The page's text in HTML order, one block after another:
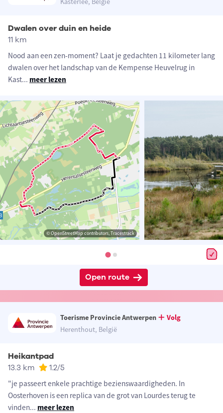
Dwalen over duin en heide
11 km
Nood aan een zen-moment? Laat je gedachten 11 kilometer lang
dwalen over het landschap van de Kempense Heuvelrug in
Kast... meer lezen
© OpenStreetMap contributors, Tracestrack
Open route
Toerisme Provincie Antwerpen
Volg
Herenthout, België
Heikantpad
13.3 km 1.2/5
"je passeert enkele prachtige bezienswaardigheden. In
Oosterhoven is een replica van de grot van Lourdes terug te
vinden... meer lezen